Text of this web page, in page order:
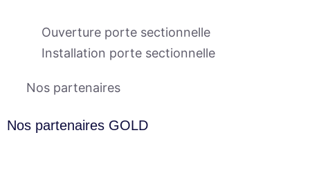
Ouverture porte sectionnelle
Installation porte sectionnelle
Nos partenaires
Nos partenaires GOLD